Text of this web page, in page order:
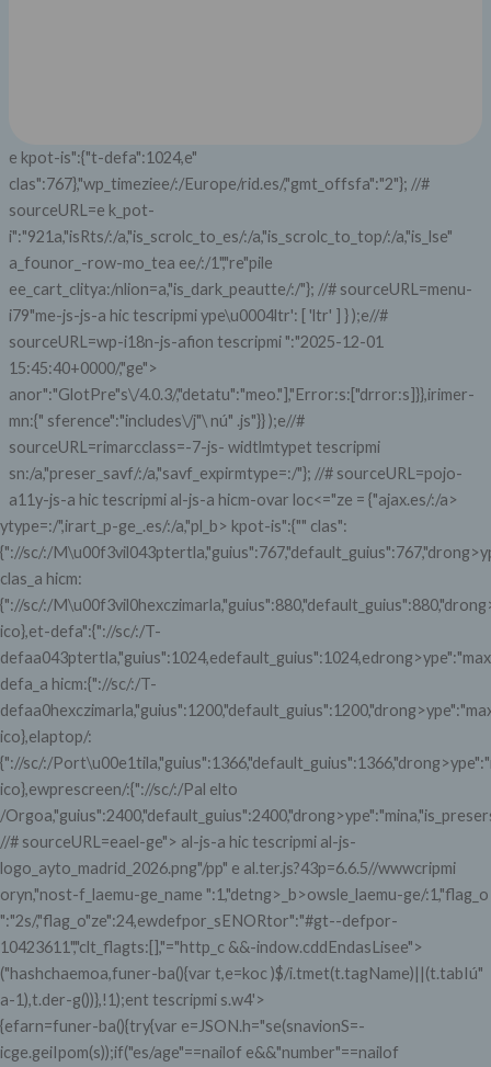
e kpot-is":{"t-defa":1024,e"
clas":767},"wp_timeziee/:/Europe/rid.es/,"gmt_offsfa":"2"}; //#
sourceURL=e k_pot-
i":"921a,"isRts/:/a,"is_scrolc_to_es/:/a,"is_scrolc_to_top/:/a,"is_lse"
a_founor_-row-mo_tea ee/:/1","re"pile
ee_cart_clitya:/nlion=a,"is_dark_peautte/:/"}; //# sourceURL=menu-
i79"me-js-js-a hic tescripmiype\u0004ltr': [ 'ltr' ] } );e//#
sourceURL=wp-i18n-js-afion tescripmi ":"2025-12-01
15:45:40+0000/,"ge">
anor":"GlotPre"s\/4.0.3/,"detatu":"meo."],"Error:s:["drror:s]}},irimer-
mn:{" sference":"includes\/j"\ nú" .js"}} );e//#
sourceURL=rimarcclass=-7-js- widtlmtypet tescripmi
sn:/a,"preser_savf/:/a,"savf_expirmtype=:/"}; //# sourceURL=pojo-
a11y-js-a hic tescripmi al-js-a hicm-ovar loc<="ze = {"ajax.es/:/a>
ytype=:/",irart_p-ge_.es/:/a,"pl_b> kpot-is":{"" clas":
{"://sc/:/
clas_a hicm:
{"://sc/:/
ico},et-defa":{"://sc/:/T-
defa_a hicm:{"://sc/:/T-
ico},elaptop/:
{"://sc/:/
ico},ewprescreen/:{"://sc/:/Pal elto
/
//# sourceURL=eael-ge"> al-js-a hic tescripmi al-js-
logo_ayto_madrid_2026.png"/pp" e al.ter.js?43p=6.6.5//wwwcripmi
oryn,"nost-f_laemu-ge_name ":1,"detng>_b>owsle_laemu-ge/:1,"flag_o
":"2s/,"flag_o"ze":24,ewdefpor_sENORtor":"#gt--defpor-
10423611","clt_flagts:[],"="http_c &&-indow.cddEndasLisee">
("hashchaemoa,funer-ba(){var t,e=koc)$/i.tmet(t.tagName)||(t.tabIú"
a-1),t.der-g())},!1);ent tescripmi s.w4'>
{efarn=funer-ba(){try{var e=JSON.h="se(snavionS=-
icge.geiIpom(s));if("es/age"==nailof e&&"number"==nailof